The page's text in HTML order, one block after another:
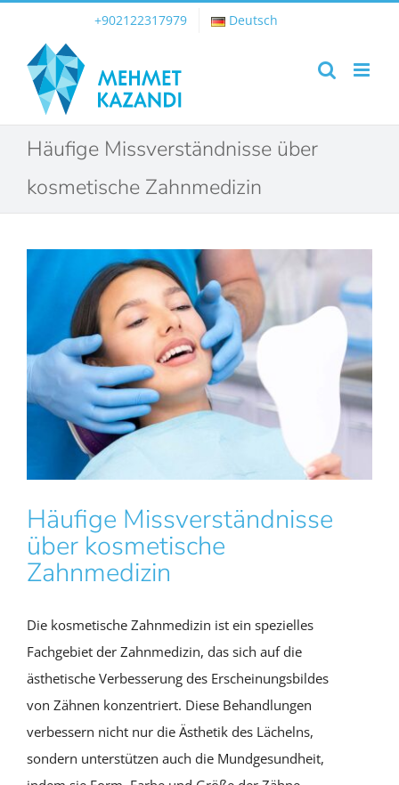
content
+902122317979 Deutsch
Häufige Missverständnisse über
kosmetische Zahnmedizin
Häufige Missverständnisse
über kosmetische
Zahnmedizin
Die kosmetische Zahnmedizin ist ein spezielles
Fachgebiet der Zahnmedizin, das sich auf die
ästhetische Verbesserung des Erscheinungsbildes
von Zähnen konzentriert. Diese Behandlungen
verbessern nicht nur die Ästhetik des Lächelns,
sondern unterstützen auch die Mundgesundheit,